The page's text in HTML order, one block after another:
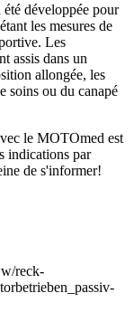
développée pour
les mesures de
Les
assis dans un
allongée, les
soins ou du canapé
le MOTOmed est
indications par
de s'informer!